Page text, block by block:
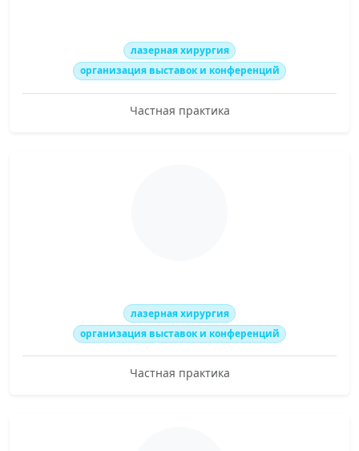
лазерная хирургия
организация выставок и конференций
Частная практика
лазерная хирургия
организация выставок и конференций
Частная практика